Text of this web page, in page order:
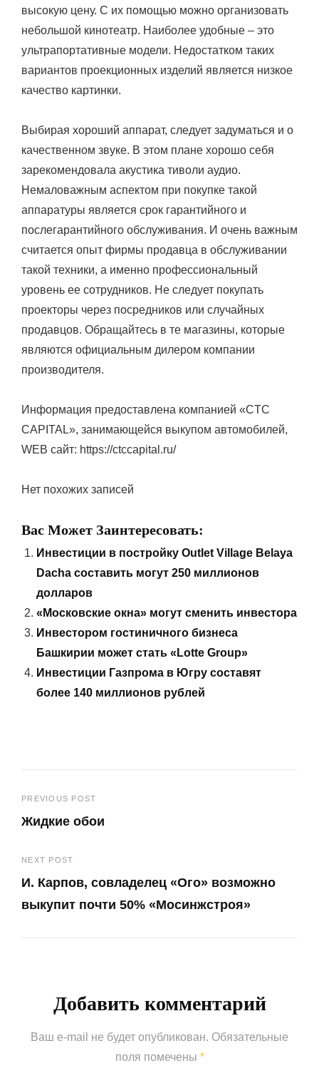
высокую цену. С их помощью можно организовать
небольшой кинотеатр. Наиболее удобные – это
ультрапортативные модели. Недостатком таких
вариантов проекционных изделий является низкое
качество картинки.
Выбирая хороший аппарат, следует задуматься и о
качественном звуке. В этом плане хорошо себя
зарекомендовала акустика тиволи аудио.
Немаловажным аспектом при покупке такой
аппаратуры является срок гарантийного и
послегарантийного обслуживания. И очень важным
считается опыт фирмы продавца в обслуживании
такой техники, а именно профессиональный
уровень ее сотрудников. Не следует покупать
проекторы через посредников или случайных
продавцов. Обращайтесь в те магазины, которые
являются официальным дилером компании
производителя.
Информация предоставлена компанией «CTC
CAPITAL», занимающейся выкупом автомобилей,
WEB сайт: https://ctccapital.ru/
Нет похожих записей
Вас Может Заинтересовать:
Инвестиции в постройку Outlet Village Belaya
Dacha составить могут 250 миллионов
долларов
«Московские окна» могут сменить инвестора
Инвестором гостиничного бизнеса
Башкирии может стать «Lotte Group»
Инвестиции Газпрома в Югру составят
более 140 миллионов рублей
Навигация
по
записям
PREVIOUS POST
Жидкие обои
Post
NEXT POST
И. Карпов, совладелец «Ого» возможно
выкупит почти 50% «Мосинжстроя»
Добавить комментарий
Ваш e-mail не будет опубликован. Обязательные
поля помечены *